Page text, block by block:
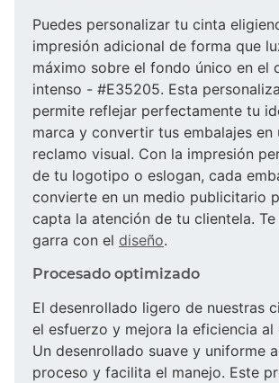
Puedes personalizar tu cinta
impresión adicional de forma que
máximo sobre el fondo único en el
intenso - #E35205. Esta
permite reflejar perfectamente tu
marca y convertir tus embalajes en
reclamo visual. Con la impresión
de tu logotipo o eslogan, cada
convierte en un medio publicitario
capta la atención de tu clientela. Te
garra con el diseño.
Procesado optimizado
El desenrollado ligero de nuestras
el esfuerzo y mejora la eficiencia al
Un desenrollado suave y uniforme
proceso y facilita el manejo. Este